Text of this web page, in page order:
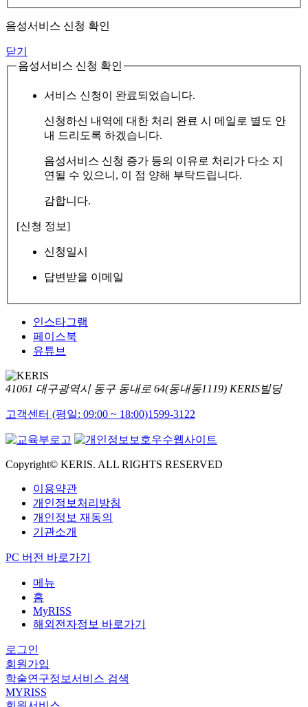
음성서비스 신청 확인
닫기
음성서비스 신청 확인
서비스 신청이 완료되었습니다.
신청하신 내역에 대한 처리 완료 시 메일로 별도 안
내 드리도록 하겠습니다.
음성서비스 신청 증가 등의 이유로 처리가 다소 지
연될 수 있으니, 이 점 양해 부탁드립니다.
감합니다.
[신청 정보]
신청일시
답변받을 이메일
인스타그램
페이스북
유튜브
41061 대구광역시 동구 동내로 64(동내동1119) KERIS빌딩
고객센터 (평일: 09:00 ~ 18:00)1599-3122
Copyright© KERIS. ALL RIGHTS RESERVED
이용약관
개인정보처리방침
개인정보 재동의
기관소개
PC 버전 바로가기
메뉴
홈
MyRISS
해외전자정보 바로가기
로그인
회원가입
학술연구정보서비스 검색
MYRISS